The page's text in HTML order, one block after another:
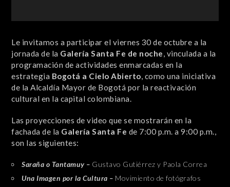
Le invitamos a participar el viernes 30 de octubre a la
jornada de la Galería Santa Fe de noche, vinculada a la
programación de actividades enmarcadas en la
estrategia Bogotá a Cielo Abierto, como una iniciativa
de la Alcaldía Mayor de Bogotá por la reactivación
cultural en la capital colombiana.
Las proyecciones de video que se mostrarán en la
fachada de la Galería Santa Fe de 7:00 p.m. a 9:00 p.m.,
son las siguientes:
Saraña o Tantamuy – Gustavo Gutiérrez y Paola Correa
Una Imagen por la Cultura – Movimiento de fotógrafos